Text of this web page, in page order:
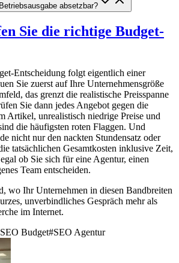
absetzbar?
Sie die richtige Budget-
Entscheidung folgt eigentlich einer
Sie zuerst auf Ihre Unternehmensgröße
das grenzt die realistische Preisspanne
Sie dann jedes Angebot gegen die
Artikel, unrealistisch niedrige Preise und
die häufigsten roten Flaggen. Und
nicht nur den nackten Stundensatz oder
tatsächlichen Gesamtkosten inklusive Zeit,
ob Sie sich für eine Agentur, einen
Team entscheiden.
wo Ihr Unternehmen in diesen Bandbreiten
unverbindliches Gespräch mehr als
im Internet.
SEO Budget#SEO Agentur